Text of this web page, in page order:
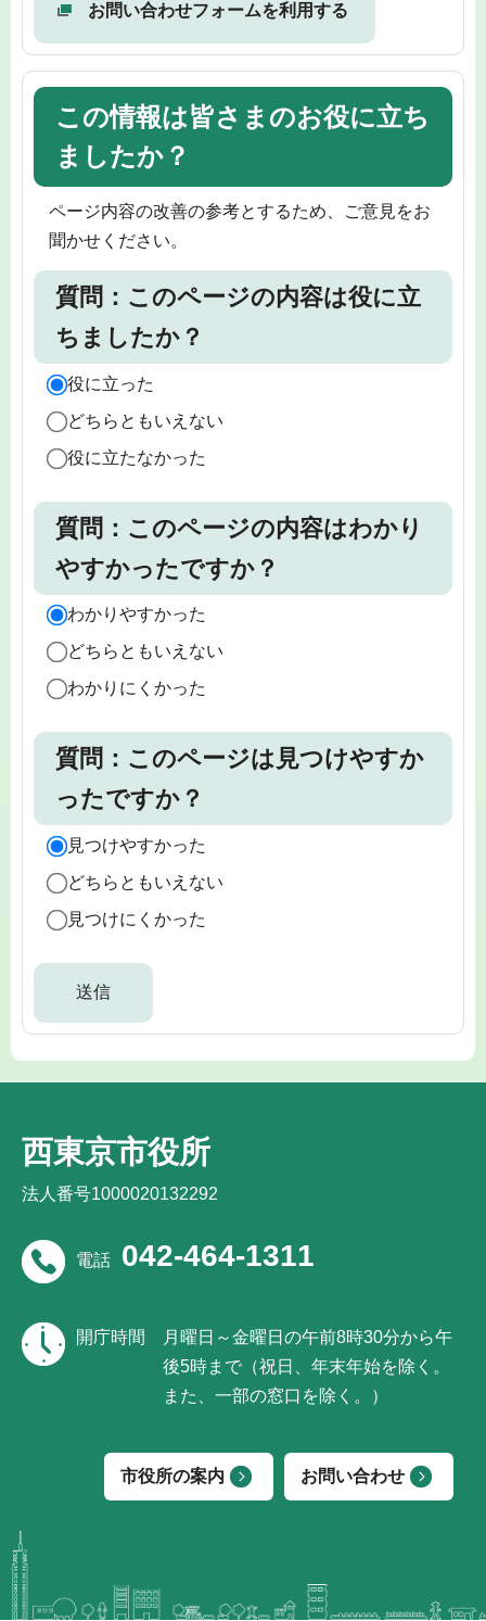
お問い合わせフォームを利用する
この情報は皆さまのお役に立ち
ましたか？
ページ内容の改善の参考とするため、ご意見をお
聞かせください。
質問：このページの内容は役に立
ちましたか？
役に立った
どちらともいえない
役に立たなかった
質問：このページの内容はわかり
やすかったですか？
わかりやすかった
どちらともいえない
わかりにくかった
質問：このページは見つけやすか
ったですか？
見つけやすかった
どちらともいえない
見つけにくかった
西東京市役所
法人番号1000020132292
電話 042-464-1311
開庁時間
月曜日～金曜日の午前8時30分から午
後5時まで（祝日、年末年始を除く。
また、一部の窓口を除く。）
市役所の案内 お問い合わせ